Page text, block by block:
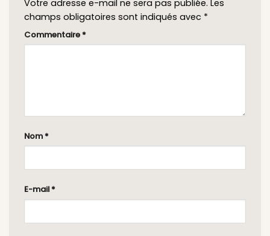
Votre adresse e-mail ne sera pas publiée. Les
champs obligatoires sont indiqués avec *
Commentaire *
Nom *
E-mail *